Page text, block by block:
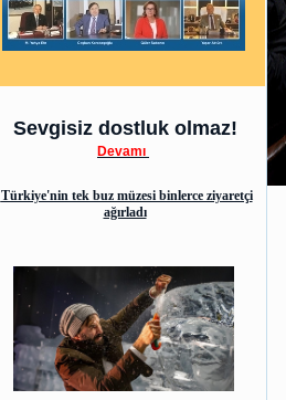
Sevgisiz dostluk olmaz!
Devamı
Türkiye'nin tek buz müzesi binlerce ziyaretçi
ağırladı